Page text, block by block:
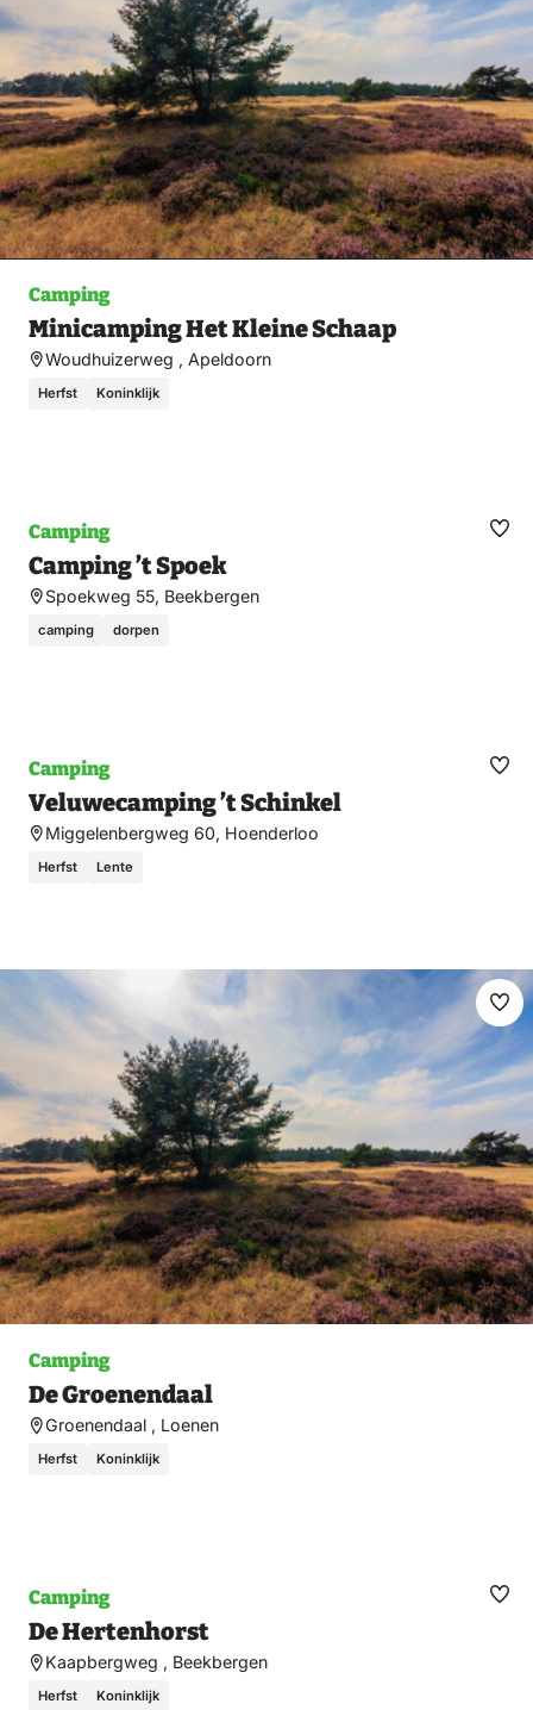
Camping
Minicamping Het Kleine Schaap
Woudhuizerweg , Apeldoorn
Herfst Koninklijk
Camping
Camping ’t Spoek
Spoekweg 55, Beekbergen
camping dorpen
Camping
Veluwecamping ’t Schinkel
Miggelenbergweg 60, Hoenderloo
Herfst Lente
Camping
De Groenendaal
Groenendaal , Loenen
Herfst Koninklijk
Camping
De Hertenhorst
Kaapbergweg , Beekbergen
Herfst Koninklijk